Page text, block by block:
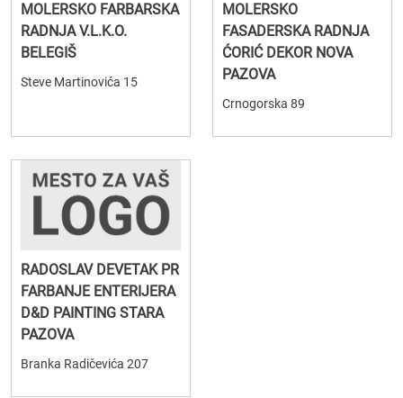
MOLERSKO FARBARSKA
RADNJA V.L.K.O.
BELEGIŠ
Steve Martinovića 15
MOLERSKO
FASADERSKA RADNJA
ĆORIĆ DEKOR NOVA
PAZOVA
Crnogorska 89
RADOSLAV DEVETAK PR
FARBANJE ENTERIJERA
D&D PAINTING STARA
PAZOVA
Branka Radičevića 207